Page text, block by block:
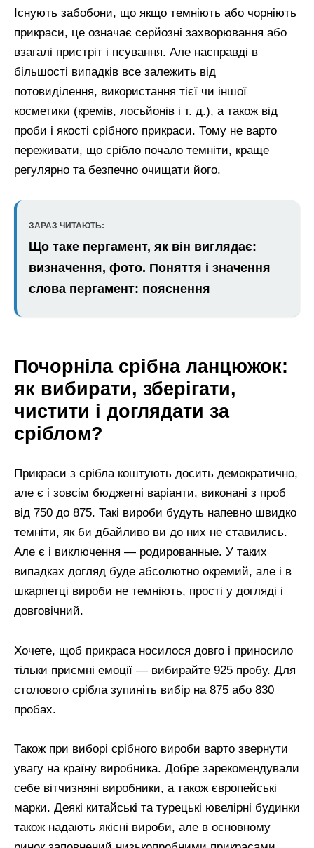
Існують забобони, що якщо темніють або чорніють
прикраси, це означає серйозні захворювання або
взагалі пристріт і псування. Але насправді в
більшості випадків все залежить від
потовиділення, використання тієї чи іншої
косметики (кремів, лосьйонів і т. д.), а також від
проби і якості срібного прикраси. Тому не варто
переживати, що срібло почало темніти, краще
регулярно та безпечно очищати його.
ЗАРАЗ ЧИТАЮТЬ:
Що таке пергамент, як він виглядає:
визначення, фото. Поняття і значення
слова пергамент: пояснення
Почорніла срібна ланцюжок:
як вибирати, зберігати,
чистити і доглядати за
сріблом?
Прикраси з срібла коштують досить демократично,
але є і зовсім бюджетні варіанти, виконані з проб
від 750 до 875. Такі вироби будуть напевно швидко
темніти, як би дбайливо ви до них не ставились.
Але є і виключення — родированные. У таких
випадках догляд буде абсолютно окремий, але і в
шкарпетці вироби не темніють, прості у догляді і
довговічний.
Хочете, щоб прикраса носилося довго і приносило
тільки приємні емоції — вибирайте 925 пробу. Для
столового срібла зупиніть вибір на 875 або 830
пробах.
Також при виборі срібного вироби варто звернути
увагу на країну виробника. Добре зарекомендували
себе вітчизняні виробники, а також європейські
марки. Деякі китайські та турецькі ювелірні будинки
також надають якісні вироби, але в основному